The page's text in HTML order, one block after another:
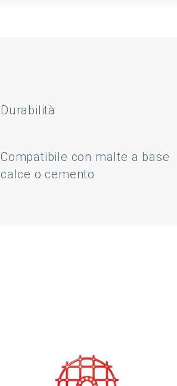
Durabilità
Compatibile con malte a base
calce o cemento